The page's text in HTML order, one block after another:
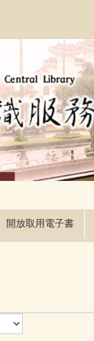
開放取用電子書